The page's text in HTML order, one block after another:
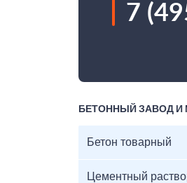
7
БЕТОННЫЙ ЗАВОД И
Бетон товарный
Цементный